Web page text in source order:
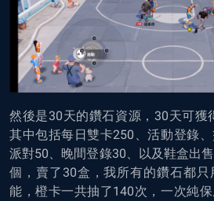
然後是30天的鑽石資源，30天可獲
其中包括每日雙卡250、活動登錄
派對50、晚間登錄30、以及鞋盒出
個，賣了30盒，我所有的鑽石都
能，橙卡一共抽了140次，一次純